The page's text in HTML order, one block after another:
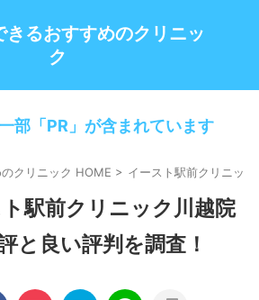
きるおすすめのクリニッ
ク
部「PR」が含まれています
クリニック HOME > イースト駅前クリニック
ト駅前クリニック川越院
と良い評判を調査！